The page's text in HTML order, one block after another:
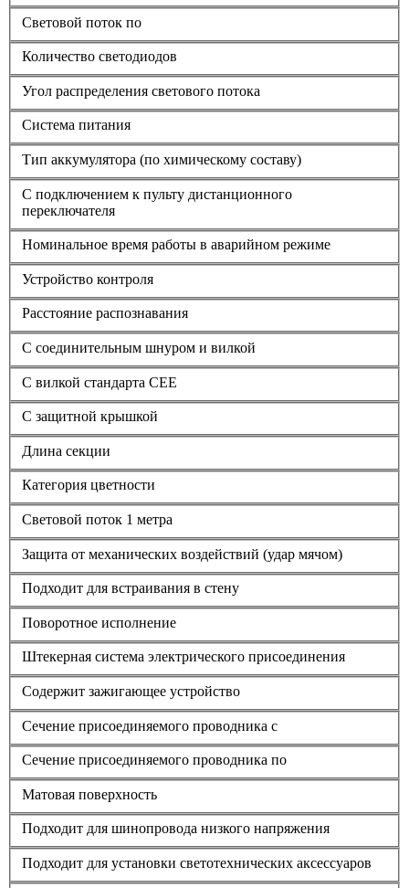
Световой поток по
Количество светодиодов
Угол распределения светового потока
Система питания
Тип аккумулятора (по химическому составу)
С подключением к пульту дистанционного
переключателя
Номинальное время работы в аварийном режиме
Устройство контроля
Расстояние распознавания
С соединительным шнуром и вилкой
С вилкой стандарта СЕЕ
С защитной крышкой
Длина секции
Категория цветности
Световой поток 1 метра
Защита от механических воздействий (удар мячом)
Подходит для встраивания в стену
Поворотное исполнение
Штекерная система электрического присоединения
Содержит зажигающее устройство
Сечение присоединяемого проводника с
Сечение присоединяемого проводника по
Матовая поверхность
Подходит для шинопровода низкого напряжения
Подходит для установки светотехнических аксессуаров